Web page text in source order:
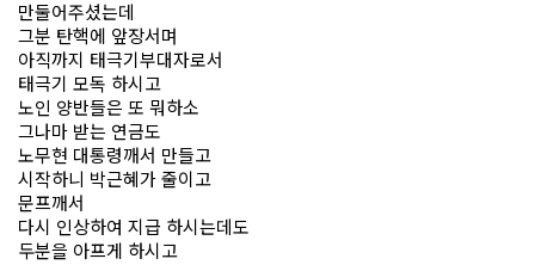
만둘어주셨는데
그분 탄핵에 앞장서며
아직까지 태극기부대자로서
태극기 모독 하시고
노인 양반들은 또 뭐하소
그나마 받는 연금도
노무현 대통령깨서 만들고
시작하니 박근혜가 줄이고
문프깨서
다시 인상하여 지급 하시는데도
두분을 아프게 하시고